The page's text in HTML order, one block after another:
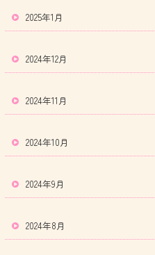
2025年1月
2024年12月
2024年11月
2024年10月
2024年9月
2024年8月